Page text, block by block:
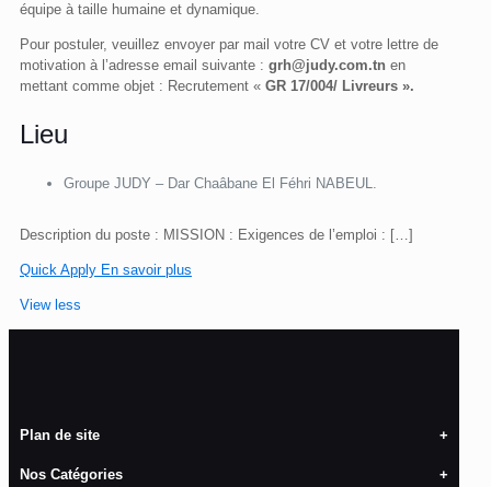
équipe à taille humaine et dynamique.
Pour postuler, veuillez envoyer par mail votre CV et votre lettre de
motivation à l’adresse email suivante : grh@judy.com.tn en
mettant comme objet : Recrutement « GR 17/004/ Livreurs ».
Lieu
Groupe JUDY – Dar Chaâbane El Féhri NABEUL.
Description du poste : MISSION : Exigences de l’emploi : […]
Quick Apply En savoir plus
View less
Plan de site
Nos Catégories